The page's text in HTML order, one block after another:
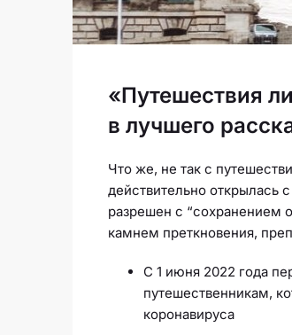
«Путешествия
в лучшего
Что же, не так с
действительно открылась
разрешен с “сохранением
камнем преткновения,
С 1 июня 2022 года
путешественникам,
коронавируса